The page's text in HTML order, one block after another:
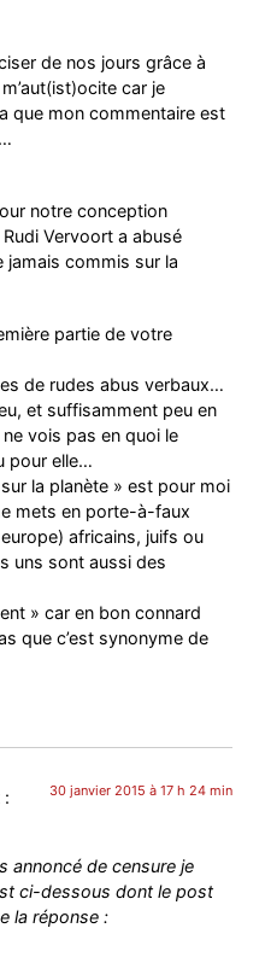
de nos jours grâce à
car je
que mon commentaire est
notre conception
Vervoort a abusé
jamais commis sur la
partie de votre
de rudes abus verbaux…
et suffisamment peu en
ne vois pas en quoi le
pour elle…
la planète » est pour moi
mets en porte-à-faux
africains, juifs ou
uns sont aussi des
» car en bon connard
que c’est synonyme de
: 30 janvier 2015 à 17 h 24 min
annoncé de censure je
ci-dessous dont le post
la réponse :